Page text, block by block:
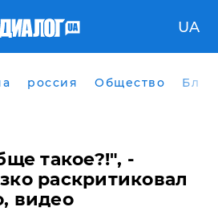
UA
россия Общество
такое?!", -
раскритиковал
видео